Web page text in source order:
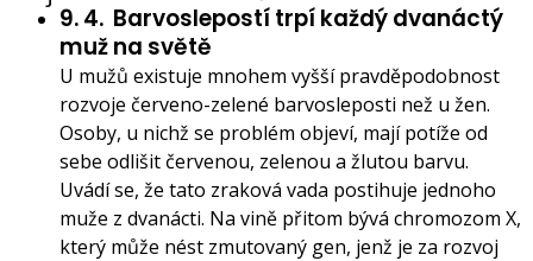
9. 4. Barvoslepostí trpí každý dvanáctý
muž na světě
U mužů existuje mnohem vyšší pravděpodobnost
rozvoje červeno-zelené barvosleposti než u žen.
Osoby, u nichž se problém objeví, mají potíže od
sebe odlišit červenou, zelenou a žlutou barvu.
Uvádí se, že tato zraková vada postihuje jednoho
muže z dvanácti. Na vině přitom bývá chromozom X,
který může nést zmutovaný gen, jenž je za rozvoj